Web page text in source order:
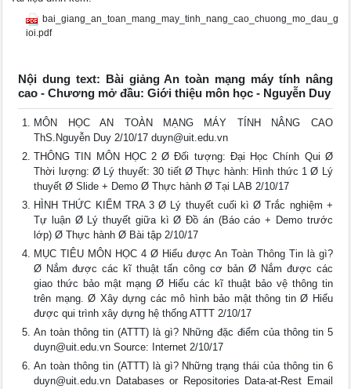
bai_giang_an_toan_mang_may_tinh_nang_cao_chuong_mo_dau_g
ioi.pdf
Nội dung text: Bài giảng An toàn mạng máy tính nâng
cao - Chương mở đầu: Giới thiệu môn học - Nguyễn Duy
MÔN HỌC AN TOÀN MẠNG MÁY TÍNH NÂNG CAO
ThS.Nguyễn Duy 2/10/17duyn@uit.edu.vn
THÔNG TIN MÔN HỌC 2 Ø Đối tượng: Đại Học Chính Qui Ø
Thời lượng: Ø Lý thuyết: 30 tiết Ø Thực hành: Hình thức 1 Ø Lý
thuyết Ø Slide + Demo Ø Thực hành Ø Tại LAB 2/10/17
HÌNH THỨC KIỂM TRA 3 Ø Lý thuyết cuối kì Ø Trắc nghiệm +
Tự luận Ø Lý thuyết giữa kì Ø Đồ án (Báo cáo + Demo trước
lớp) Ø Thực hành Ø Bài tập 2/10/17
MỤC TIÊU MÔN HỌC 4 Ø Hiểu được An Toàn Thông Tin là gì?
Ø Nắm được các kĩ thuật tấn công cơ bản Ø Nắm được các
giao thức bảo mật mạng Ø Hiểu các kĩ thuật bảo vệ thông tin
trên mạng. Ø Xây dựng các mô hình bảo mật thông tin Ø Hiểu
được qui trình xây dựng hệ thống ATTT 2/10/17
An toàn thông tin (ATTT) là gì? Những đặc điểm của thông tin 5
duyn@uit.edu.vn Source: Internet 2/10/17
An toàn thông tin (ATTT) là gì? Những trạng thái của thông tin 6
duyn@uit.edu.vn Databases or Repositories Data-at-Rest Email